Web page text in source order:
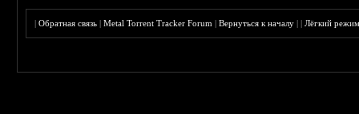
|Обратная связь |Metal Torrent Tracker Forum |Вернуться к началу ||Лёгкий